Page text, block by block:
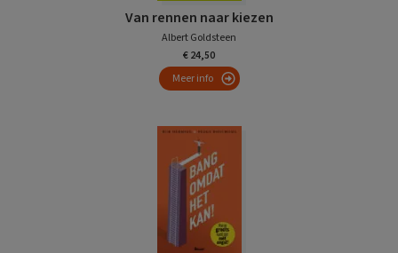
Van rennen naar kiezen
Albert Goldsteen
€ 24,50
Meer info